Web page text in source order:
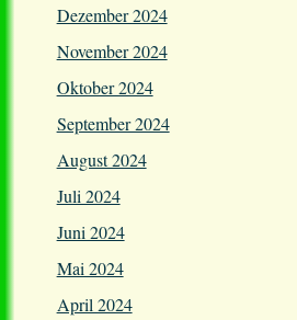
Dezember 2024
November 2024
Oktober 2024
September 2024
August 2024
Juli 2024
Juni 2024
Mai 2024
April 2024